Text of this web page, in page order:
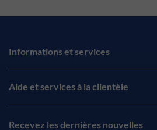
Informations et services
Aide et services à la clientèle
Recevez les dernières nouvelles